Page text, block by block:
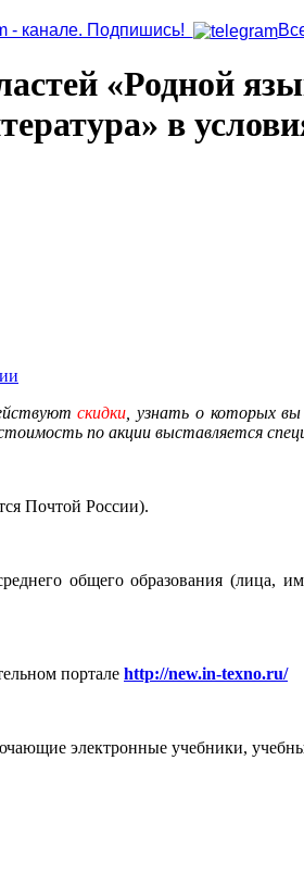
- канале. Подпишись!
«Родной
в
скидки , узнать о которых
по акции выставляется
Почтой России).
общего образования
портале http://new.in-texno.ru/
электронные учебники,